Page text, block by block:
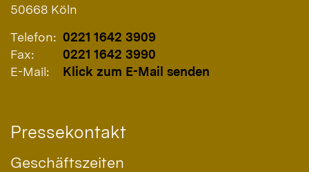
50668 Köln
Telefon: 0221 1642 3909
Fax:
0221 1642 3990
E-Mail:
Klick zum E-Mail senden
Pressekontakt
Geschäftszeiten